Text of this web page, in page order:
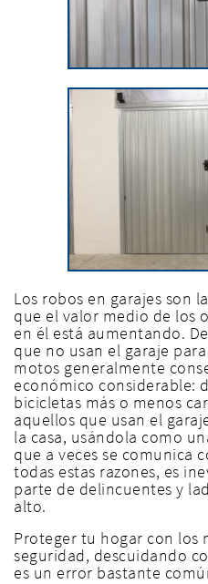
Los robos en garajes son
que el valor medio de los
en él está aumentando.
que no usan el garaje
motos generalmente
económico considerable:
bicicletas más o menos
aquellos que usan el
la casa, usándola como
que a veces se comunica
todas estas razones, es
parte de delincuentes y
alto.
Proteger tu hogar con los
seguridad, descuidando
es un error bastante